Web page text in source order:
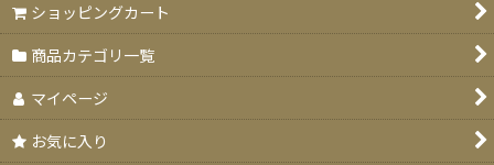
ショッピングカート
商品カテゴリ一覧
マイページ
お気に入り